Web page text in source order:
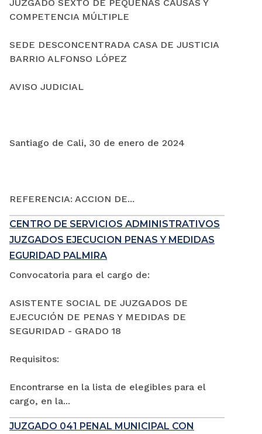
JUZGADO SEXTO DE PEQUEÑAS CAUSAS Y
COMPETENCIA MÚLTIPLE
SEDE DESCONCENTRADA CASA DE JUSTICIA
BARRIO ALFONSO LÓPEZ
AVISO JUDICIAL
Santiago de Cali, 30 de enero de 2024
REFERENCIA: ACCION DE...
CENTRO DE SERVICIOS ADMINISTRATIVOS
JUZGADOS EJECUCION PENAS Y MEDIDAS
EGURIDAD PALMIRA
Convocatoria para el cargo de:
ASISTENTE SOCIAL DE JUZGADOS DE
EJECUCIÓN DE PENAS Y MEDIDAS DE
SEGURIDAD - GRADO 18
Requisitos:
Encontrarse en la lista de elegibles para el
cargo, en la...
JUZGADO 041 PENAL MUNICIPAL CON